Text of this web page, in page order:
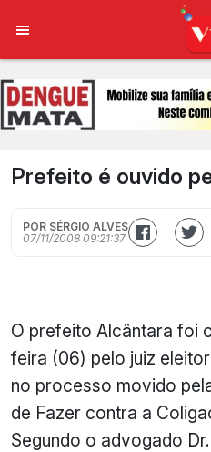
Prefeito é ouvido
POR SÉRGIO ALVES
07/11/2008 09:21:37
O prefeito Alcântara foi
feira (06) pelo juiz
no processo movido
de Fazer contra a
Segundo o advogado